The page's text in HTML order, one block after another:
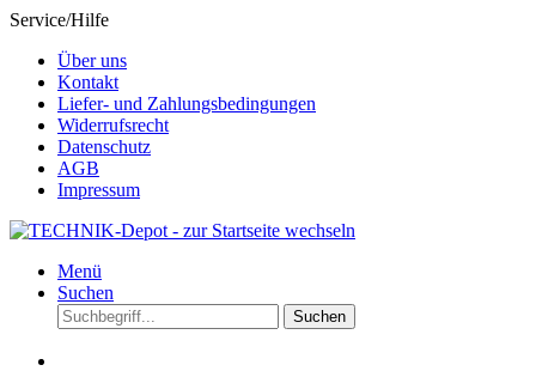
Service/Hilfe
Über uns
Kontakt
Liefer- und Zahlungsbedingungen
Widerrufsrecht
Datenschutz
AGB
Impressum
Menü
Suchen
Suchen